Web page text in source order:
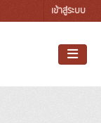
เข้าสู่ระบบ